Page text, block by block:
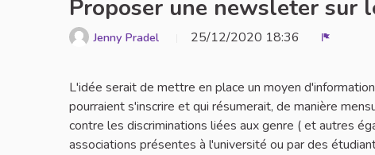
Proposer une newsleter sur
Jenny Pradel 25/12/2020 18:36
L'idée serait de mettre en place un moyen
pourraient s'inscrire et qui résumerait, de manière
contre les discriminations liées aux genre ( et autres
associations présentes à l'université ou par des